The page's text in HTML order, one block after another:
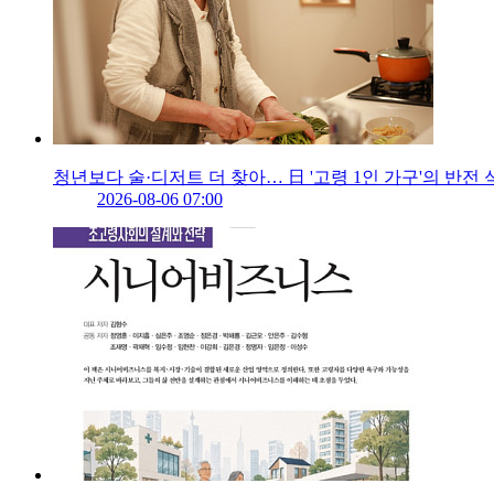
청년보다 술·디저트 더 찾아… 日 '고령 1인 가구'의 반전
2026-08-06 07:00